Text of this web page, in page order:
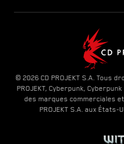
© 2026 CD PROJEKT S.A. Tous
PROJEKT, Cyberpunk,
des marques commerciales
PROJEKT S.A. aux